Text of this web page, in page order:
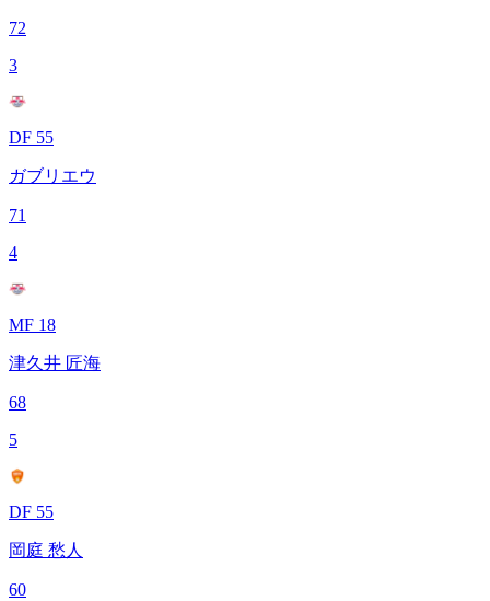
72
3
DF 55
ガブリエウ
71
4
MF 18
津久井 匠海
68
5
DF 55
岡庭 愁人
60